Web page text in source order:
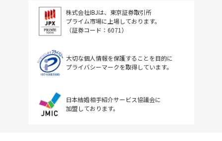
株式会社IBJは、東京証券取引所
プライム市場に上場しております。
（証券コード：6071）
大切な個人情報を保護することを目的に
プライバシーマークを取得しています。
日本結婚相手紹介サービス協議会に
加盟しております。